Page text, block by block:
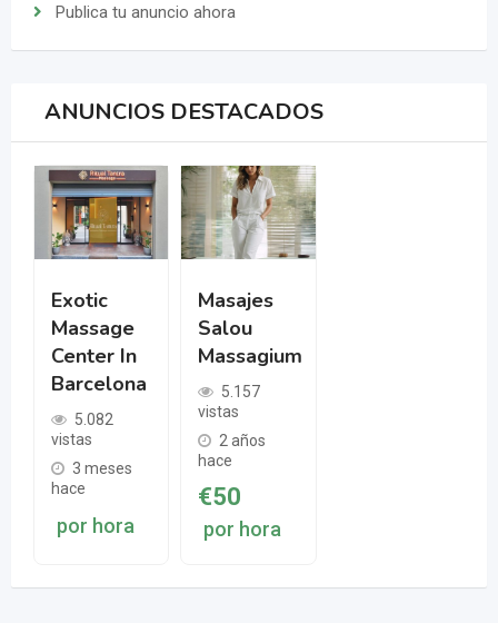
Publica tu anuncio ahora
ANUNCIOS DESTACADOS
Exotic
Massage
Center In
Barcelona
5.082
vistas
3 meses
hace
por hora
Masajes
Salou
Massagium
5.157
vistas
2 años
hace
€50
por hora